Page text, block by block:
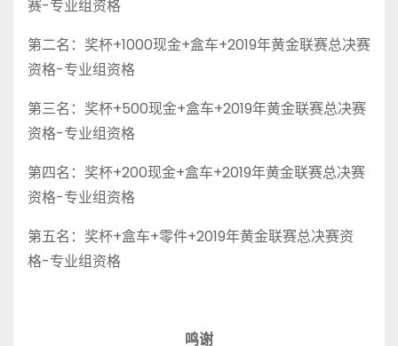
赛-专业组资格
第二名：奖杯+1000现金+盒车+2019年黄金联赛总决赛
资格-专业组资格
第三名：奖杯+500现金+盒车+2019年黄金联赛总决赛
资格-专业组资格
第四名：奖杯+200现金+盒车+2019年黄金联赛总决赛
资格-专业组资格
第五名：奖杯+盒车+零件+2019年黄金联赛总决赛资
格-专业组资格
鸣谢